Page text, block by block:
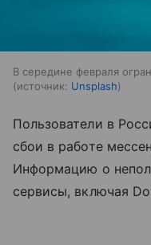
В середине февраля
источник: Unsplash
Пользователи в
сбои в работе
Информацию о
сервисы, включая